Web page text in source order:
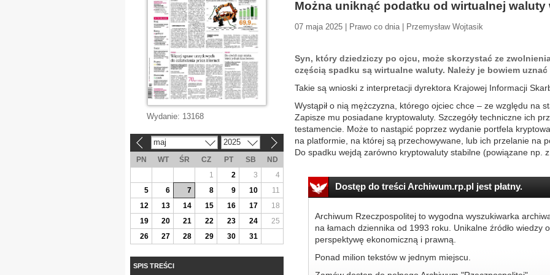
Można uniknąć podatku od wirtualnej waluty
07 maja 2025 | Prawo co dnia | Przemysław Wojtasik
Syn, który dziedziczy po ojcu, może skorzystać ze
częścią spadku są wirtualne waluty. Należy je bowiem uznać
Takie są wnioski z interpretacji dyrektora Krajowej Informacji
Wystąpił o nią mężczyzna, którego ojciec chce – ze względu na
Zapisze mu posiadane kryptowaluty. Szczegóły techniczne ich
testamencie. Może to nastąpić poprzez wydanie portfela
na platformie, na której są przechowywane, lub ich przelanie na
Do spadku wejdą zarówno kryptowaluty stabilne (powiązane np.
Dostęp do treści Archiwum.rp.pl jest płatny.
Archiwum Rzeczpospolitej to wygodna wyszukiwarka
na łamach dziennika od 1993 roku. Unikalne źródło wiedzy
perspektywę ekonomiczną i prawną.
Ponad milion tekstów w jednym miejscu.
Wydanie: 13168
maj 2025
PN WT ŚR CZ PT SB
ND
1
2 3
4
5
6 7 8 9 10
11
12
13 14 15 16 17
18
19
20 21 22 23 24
25
26
27 28 29 30 31
SPIS TREŚCI